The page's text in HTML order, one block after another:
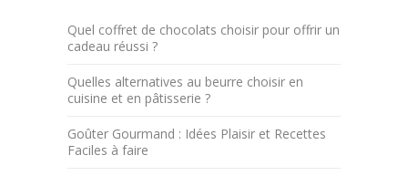
Quel coffret de chocolats choisir pour offrir un
cadeau réussi ?
Quelles alternatives au beurre choisir en
cuisine et en pâtisserie ?
Goûter Gourmand : Idées Plaisir et Recettes
Faciles à faire